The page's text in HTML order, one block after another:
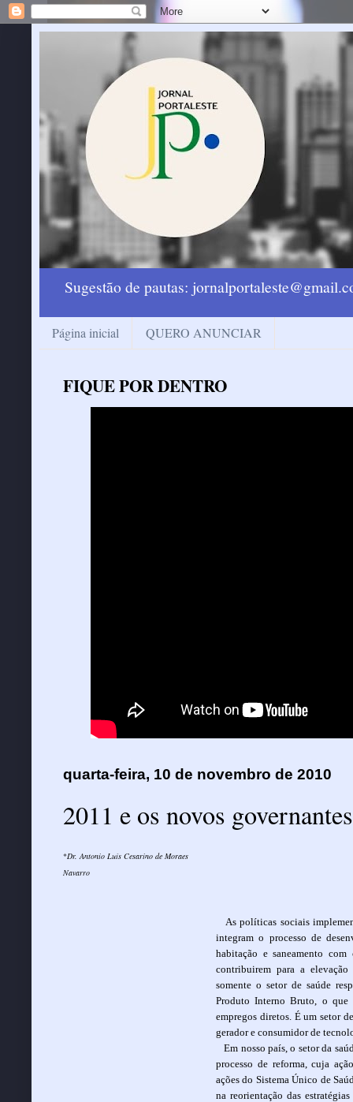
Sugestão de pautas:
Página inicial QUERO ANUNCIAR
FIQUE POR DENTRO
quarta-feira, 10 de novembro de 2010
2011 e os novos
*Dr. Antonio Luís Cesarino de Moraes
Navarro
As políticas sociais
integram o processo de
habitação e saneamento
contribuirem para a
somente o setor de saúde
Produto Interno Bruto, o
empregos diretos. É um setor
gerador e consumidor de
Em nosso país, o setor da
processo de reforma, cuja
ações do Sistema Único de
na reorientação das